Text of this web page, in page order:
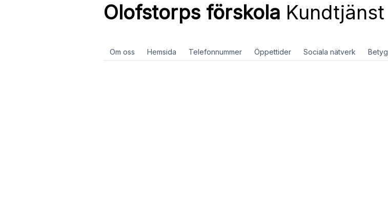
Olofstorps förskola Kundtjänst
Om oss Hemsida Telefonnummer Öppettider Sociala nätverk Betyg